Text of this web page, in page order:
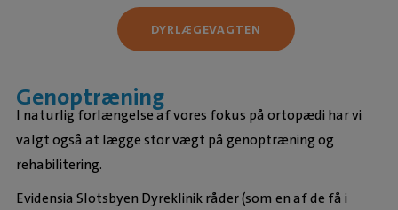
Genoptræning
I naturlig forlængelse af vores fokus på ortopædi har vi
valgt også at lægge stor vægt på genoptræning og
rehabilitering.
Evidensia Slotsbyen Dyreklinik råder (som en af de få i
DYRLÆGEVAGTEN